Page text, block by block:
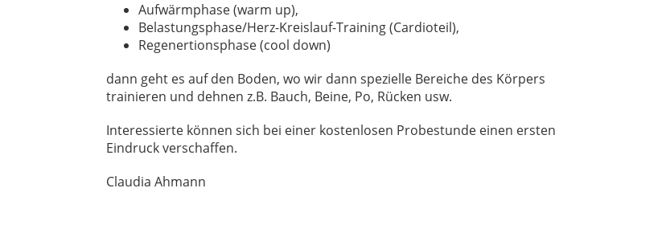
Aufwärmphase (warm up),
Belastungsphase/Herz-Kreislauf-Training (Cardioteil),
Regenertionsphase (cool down)
dann geht es auf den Boden, wo wir dann spezielle Bereiche des Körpers
trainieren und dehnen z.B. Bauch, Beine, Po, Rücken usw.
Interessierte können sich bei einer kostenlosen Probestunde einen ersten
Eindruck verschaffen.
Claudia Ahmann